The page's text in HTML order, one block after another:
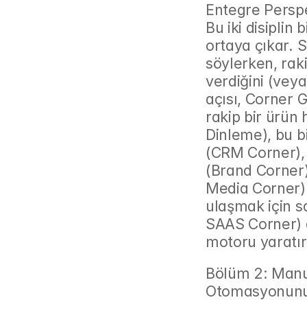
Entegre
Bu iki disiplin
ortaya çıkar.
söylerken,
verdiğini
açısı, Corner
rakip bir ürün
Dinleme), bu
(CRM
(Brand
Media
ulaşmak için
SAAS Corner)
motoru
Bölüm 2: